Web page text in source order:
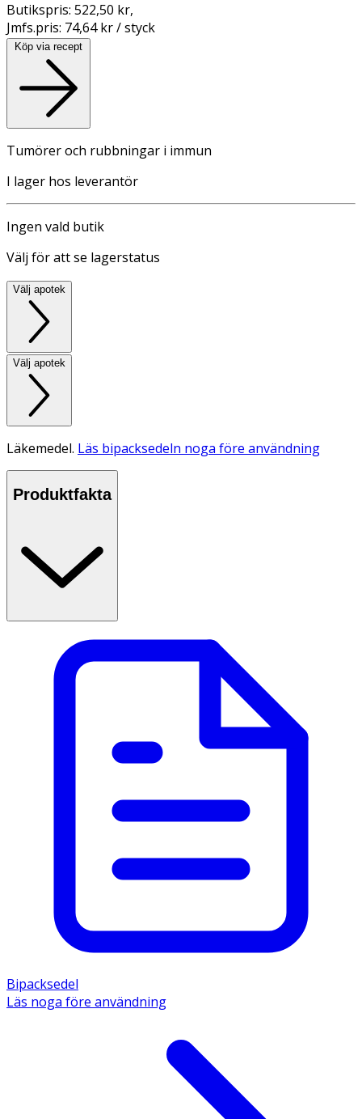
Butikspris: 522,50 kr,
Jmfs.pris: 74,64 kr / styck
Köp via recept
Tumörer och rubbningar i immun
I lager hos leverantör
Ingen vald butik
Välj för att se lagerstatus
Välj apotek
Välj apotek
Läkemedel. Läs bipacksedeln noga före användning
Produktfakta
Bipacksedel
Läs noga före användning